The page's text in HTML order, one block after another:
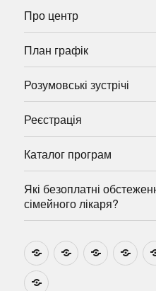
Про центр
План графік
Розумовські зустрічі
Реєстрація
Каталог програм
Які безоплатні
сімейного лікаря?
НовиниНавчально-
методичні
Ми
на
Які